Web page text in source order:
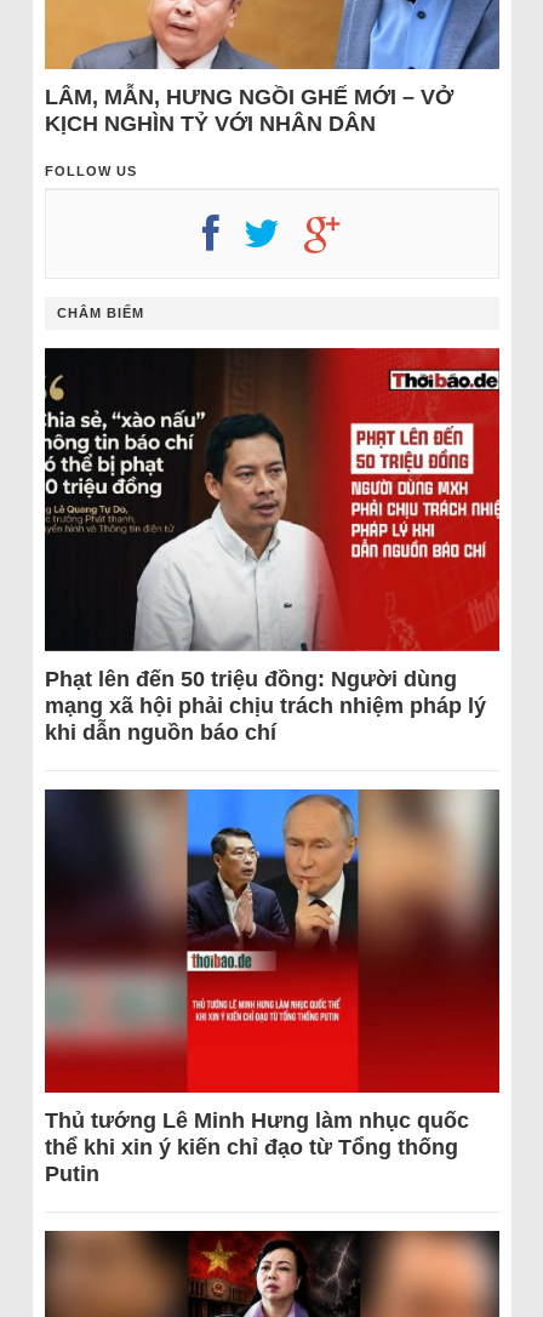
LÂM, MẪN, HƯNG NGỒI GHẾ MỚI – VỞ
KỊCH NGHÌN TỶ VỚI NHÂN DÂN
FOLLOW US
CHÂM BIẾM
Phạt lên đến 50 triệu đồng: Người dùng
mạng xã hội phải chịu trách nhiệm pháp lý
khi dẫn nguồn báo chí
Thủ tướng Lê Minh Hưng làm nhục quốc
thể khi xin ý kiến chỉ đạo từ Tổng thống
Putin